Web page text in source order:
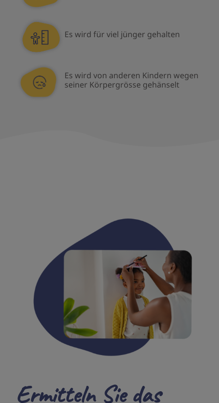
Es wird für viel jünger gehalten
Es wird von anderen Kindern wegen
seiner Körpergrösse gehänselt
Ermitteln Sie das